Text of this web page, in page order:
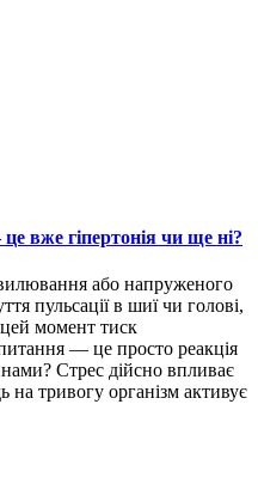
вже гіпертонія чи ще ні?
або напруженого
пульсації в шиї чи голові,
момент тиск
— це просто реакція
Стрес дійсно впливає
на тривогу організм активує